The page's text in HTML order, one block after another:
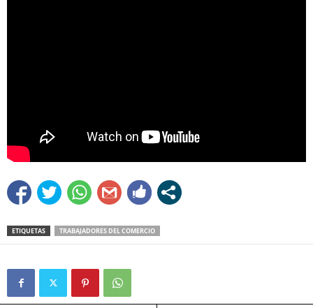
ETIQUETAS TRABAJADORES DEL COMERCIO